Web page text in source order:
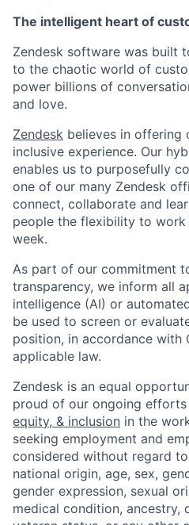
The intelligent heart of
Zendesk software was built
to the chaotic world of
power billions of
and love.
Zendesk believes in offering
inclusive experience. Our
enables us to purposefully
one of our many Zendesk
connect, collaborate and
people the flexibility to
week.
As part of our commitment
transparency, we inform all
intelligence (AI) or
be used to screen or
position, in accordance with
applicable law.
Zendesk is an equal
proud of our ongoing
equity, & inclusion in the
seeking employment and
considered without regard
national origin, age, sex,
gender expression, sexual
medical condition, ancestry,